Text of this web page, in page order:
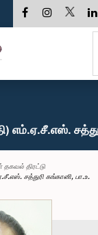
எம்.ஏ.சீ.எஸ்.
தகவல் திரட்டு
சத்துரி கங்கானி, பா.உ.